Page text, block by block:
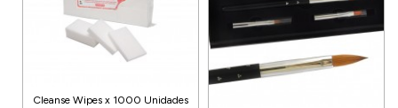
Cleanse Wipes x 1000 Unidades